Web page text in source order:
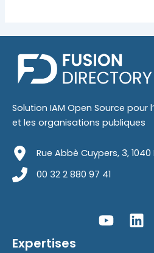
Solution IAM Open Source pour
et les organisations publiques
Rue Abbè Cuypers, 3, 1040
00 32 2 880 97 41
Expertises